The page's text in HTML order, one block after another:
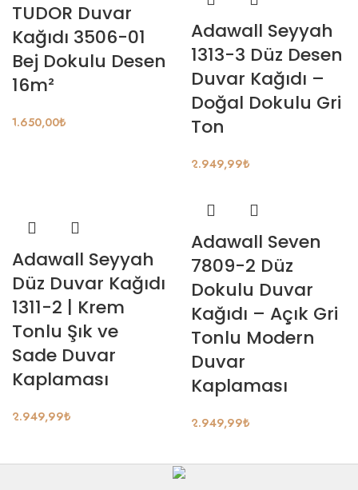
TUDOR Duvar
Kağıdı 3506-01
Bej Dokulu Desen
16m²
1.650,00₺
Adawall Seyyah
1313-3 Düz Desen
Duvar Kağıdı –
Doğal Dokulu Gri
Ton
2.949,99₺
Adawall Seyyah
Düz Duvar Kağıdı
1311-2 | Krem
Tonlu Şık ve
Sade Duvar
Kaplaması
2.949,99₺
Adawall Seven
7809-2 Düz
Dokulu Duvar
Kağıdı – Açık Gri
Tonlu Modern
Duvar
Kaplaması
2.949,99₺